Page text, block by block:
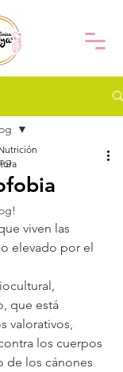
viven las
elevado por el
que está
valorativos,
los cuerpos
de los cánones